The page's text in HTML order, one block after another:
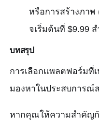
หรือการสร้างภาพ
จเริ่มต้นที่ $9.99
บทสรุป
การเลือกแพลตฟอร์มที่
มองหาในประสบการณ์
หากคุณให้ความสำคัญ